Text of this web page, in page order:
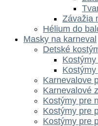
Závažia
Hélium do
Masky na karneval
Detské
Karnevalove
Karnevalové
Kostýmy pre
Kostýmy pre
Kostýmy pre